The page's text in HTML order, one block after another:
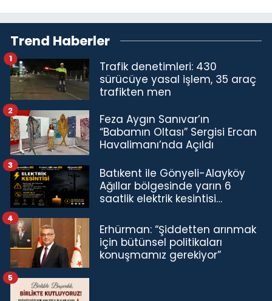
Trend Haberler
Trafik denetimleri: 430
sürücüye yasal işlem, 35 araç
trafikten men
1
Feza Aygın Sanıvar’ın
“Babamın Oltası” Sergisi Ercan
Havalimanı’nda Açıldı
2
Batıkent ile Gönyeli-Alayköy
Ağıllar bölgesinde yarın 6
saatlik elektrik kesintisi…
3
Erhürman: “Şiddetten arınmak
için bütünsel politikaları
konuşmamız gerekiyor”
4
5